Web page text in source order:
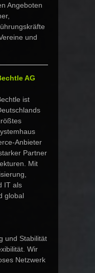
Angeboten
und
AG
ist
Anbieter
Partner
Mit
IT als
global
und Stabilität
Wir
Netzwerk